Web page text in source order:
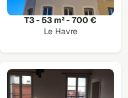
T3 - 53 m² - 700 €
Le Havre